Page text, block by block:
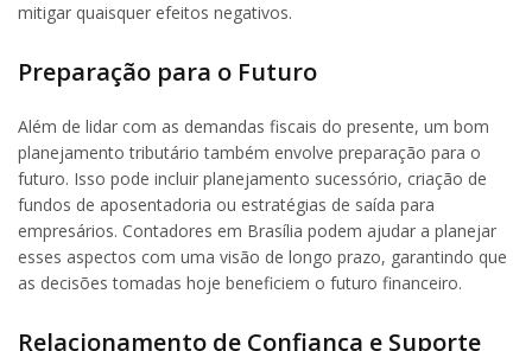
mitigar quaisquer efeitos negativos.
Preparação para o Futuro
Além de lidar com as demandas fiscais do presente, um bom
planejamento tributário também envolve preparação para o
futuro. Isso pode incluir planejamento sucessório, criação de
fundos de aposentadoria ou estratégias de saída para
empresários. Contadores em Brasília podem ajudar a planejar
esses aspectos com uma visão de longo prazo, garantindo que
as decisões tomadas hoje beneficiem o futuro financeiro.
Relacionamento de Confiança e Suporte